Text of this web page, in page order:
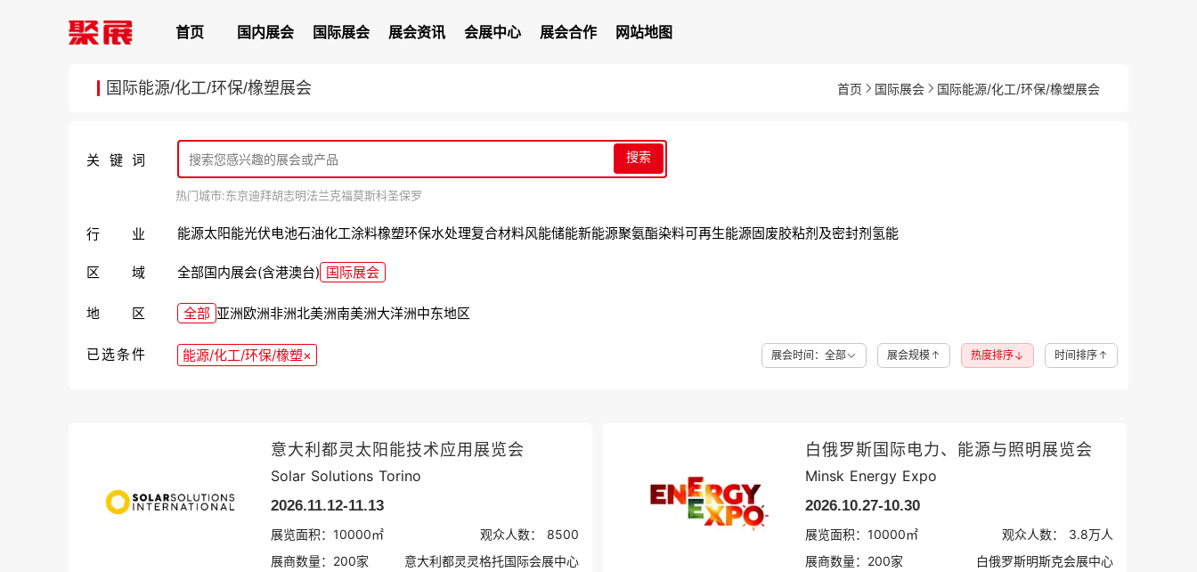
首页 国内展会 国际展会 展会资讯 会展中心 展会合作 网站地图
国际能源/化工/环保/橡塑展会 首页 国际展会 国际能源/化工/环保/橡塑展会
意大利都灵太阳能技术应用展览会
Solar Solutions Torino
2026.11.12-11.13
展览面积： 10000㎡ 观众人数： 8500
展商数量： 200家 意大利都灵灵格托国际会展中心
白俄罗斯国际电力、能源与照明展览会
Minsk Energy Expo
2026.10.27-10.30
展览面积： 10000㎡ 观众人数： 3.8万人
展商数量： 200家 白俄罗斯明斯克会展中心
关键词 搜索
热门城市:东京迪拜胡志明法兰克福莫斯科圣保罗
行业 能源太阳能光伏电池石油化工涂料橡塑环保水处理复合材料风能储能新能源聚氨酯染料可再生能源固废胶粘剂及密封剂氢能
区域 全部国内展会(含港澳台) 国际展会
地区 全部 亚洲欧洲非洲北美洲南美洲大洋洲中东地区
已选条件 能源/化工/环保/橡塑× 展会时间：全部 展会规模 热度排序 时间排序